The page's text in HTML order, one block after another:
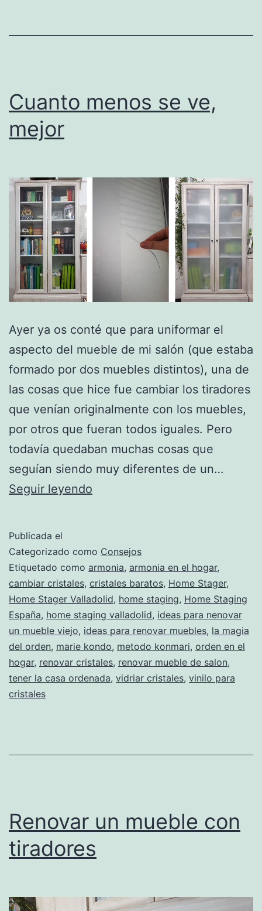
Cuanto menos se ve,
mejor
Ayer ya os conté que para uniformar el
aspecto del mueble de mi salón (que estaba
formado por dos muebles distintos), una de
las cosas que hice fue cambiar los tiradores
que venían originalmente con los muebles,
por otros que fueran todos iguales. Pero
todavía quedaban muchas cosas que
seguían siendo muy diferentes de un…
Seguir leyendo
ve,
mejor
Publicada el
Categorizado como Consejos
Etiquetado como armonia, armonia en el hogar,
cambiar cristales, cristales baratos, Home Stager,
Home Stager Valladolid, home staging, Home Staging
España, home staging valladolid, ideas para nenovar
un mueble viejo, ideas para renovar muebles, la magia
del orden, marie kondo, metodo konmari, orden en el
hogar, renovar cristales, renovar mueble de salon,
tener la casa ordenada, vidriar cristales, vinilo para
cristales
Renovar un mueble con
tiradores